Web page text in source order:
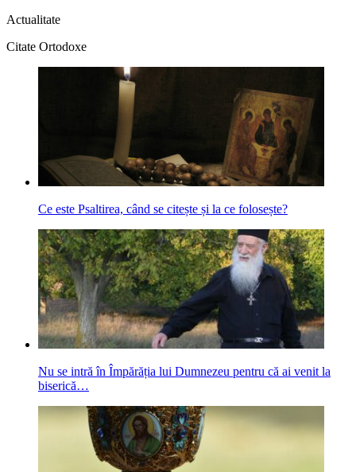
Actualitate
Citate Ortodoxe
Ce este Psaltirea, când se citește și la ce folosește?
Nu se intră în Împărăția lui Dumnezeu pentru că ai venit la
biserică…